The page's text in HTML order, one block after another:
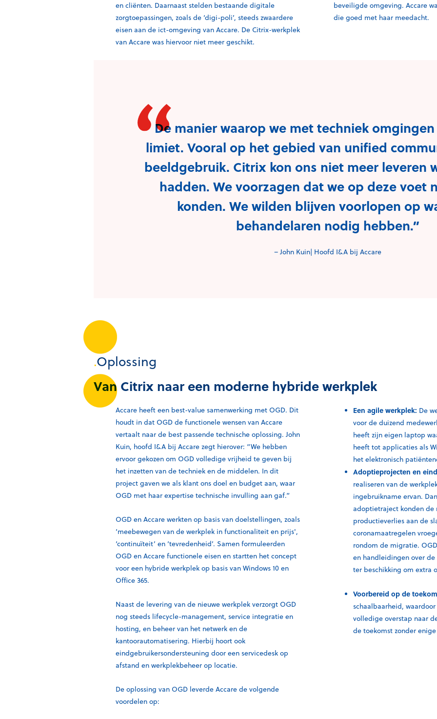
en cliënten. Daarnaast stelden bestaande digitale
zorgtoepassingen, zoals de ‘digi-poli’, steeds zwaardere
eisen aan de ict-omgeving van Accare. De Citrix-werkplek
van Accare was hiervoor niet meer geschikt.
beveiligde omgeving. Accare
die goed met haar meedacht.
De manier waarop we met techniek
limiet. Vooral op het gebied van unified
beeldgebruik. Citrix kon ons niet meer leveren
hadden. We voorzagen dat we op deze voet
konden. We wilden blijven voorlopen op
behandelaren nodig hebben.”
– John Kuin| Hoofd I&A bij Accare
.Oplossing
Van Citrix naar een moderne hybride werkplek
Accare heeft een best-value samenwerking met OGD. Dit
houdt in dat OGD de functionele wensen van Accare
vertaalt naar de best passende technische oplossing. John
Kuin, hoofd I&A bij Accare zegt hierover: “We hebben
ervoor gekozen om OGD volledige vrijheid te geven bij
het inzetten van de techniek en de middelen. In dit
project gaven we als klant ons doel en budget aan, waar
OGD met haar expertise technische invulling aan gaf.”
OGD en Accare werkten op basis van doelstellingen, zoals
‘meebewegen van de werkplek in functionaliteit en prijs',
‘continuïteit’ en ‘tevredenheid’. Samen formuleerden
OGD en Accare functionele eisen en startten het concept
voor een hybride werkplek op basis van Windows 10 en
Office 365.
Naast de levering van de nieuwe werkplek verzorgt OGD
nog steeds lifecycle-management, service integratie en
hosting, en beheer van het netwerk en de
kantoorautomatisering. Hierbij hoort ook
eindgebruikersondersteuning door een servicedesk op
afstand en werkplekbeheer op locatie.
De oplossing van OGD leverde Accare de volgende
voordelen op:
Een agile werkplek: De
voor de duizend
heeft zijn eigen laptop
heeft tot applicaties als
het elektronisch
Adoptieprojecten en
realiseren van de
ingebruikname ervan.
adoptietraject konden de
productieverlies aan de
coronamaatregelen
rondom de migratie.
en handleidingen over
ter beschikking om extra
Voorbereid op de
schaalbaarheid,
volledige overstap naar
de toekomst zonder